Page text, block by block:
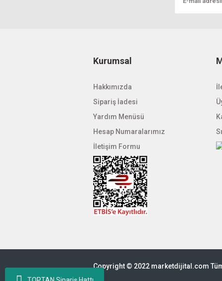
Kurumsal
Hakkımızda
Sipariş İadesi
Yardım Menüsü
Hesap Numaralarımız
İletişim Formu
Copyright © 2022 marketdijital.com